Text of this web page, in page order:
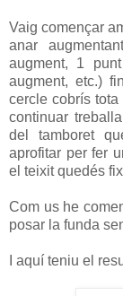
Vaig començar
anar
augment, 1
augment, etc.)
cercle cobrís tota
continuar
del tamboret
aprofitar per fer
el teixit quedés
Com us he
posar la funda
I aquí teniu el